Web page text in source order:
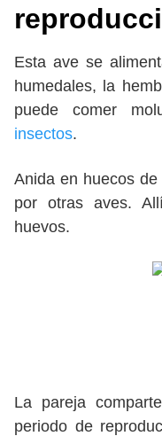
Esta ave se
humedales, la
puede comer
insectos.
Anida en huecos
por otras aves.
huevos.
La pareja
periodo de